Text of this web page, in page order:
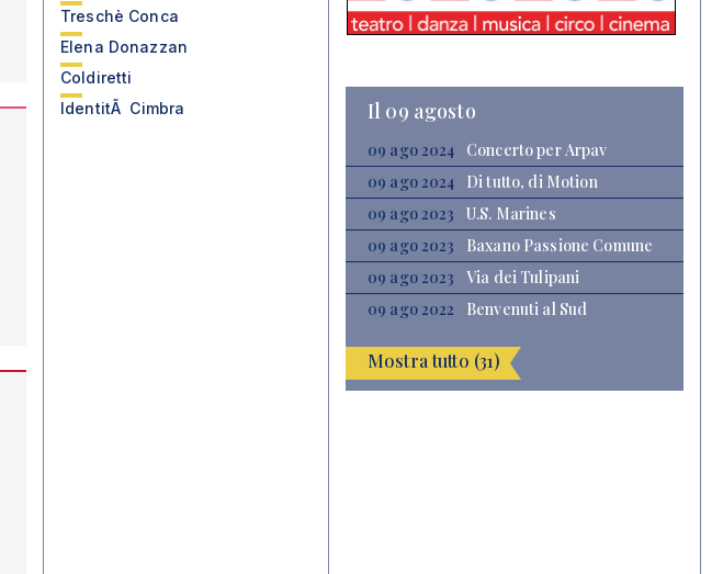
Treschè Conca
Elena Donazzan
Coldiretti
IdentitÃ Cimbra
Il 09 agosto
09 ago 2024
Concerto per Arpav
09 ago 2024
Di tutto, di Motion
09 ago 2023
U.S. Marines
09 ago 2023
Baxano Passione Comune
09 ago 2023
Via dei Tulipani
09 ago 2022
Benvenuti al Sud
Mostra tutto (31)